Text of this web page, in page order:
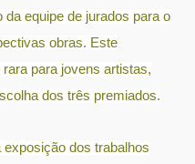
equipe de jurados para o
obras. Este
para jovens artistas,
dos três premiados.
dos trabalhos